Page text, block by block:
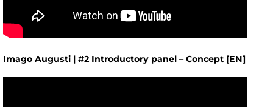
Imago Augusti | #2 Introductory panel – Concept [EN]